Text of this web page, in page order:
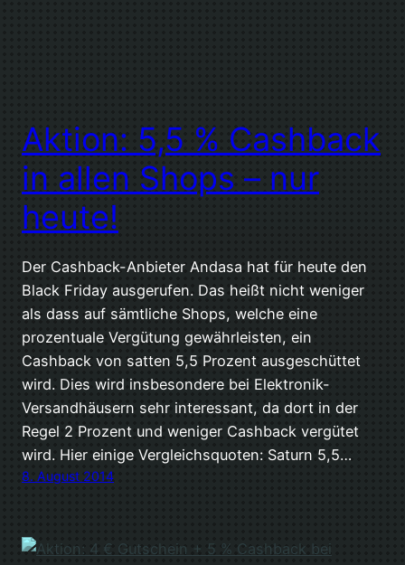
Aktion: 5,5 % Cashback
in allen Shops – nur
heute!
Der Cashback-Anbieter Andasa hat für heute den
Black Friday ausgerufen. Das heißt nicht weniger
als dass auf sämtliche Shops, welche eine
prozentuale Vergütung gewährleisten, ein
Cashback von satten 5,5 Prozent ausgeschüttet
wird. Dies wird insbesondere bei Elektronik-
Versandhäusern sehr interessant, da dort in der
Regel 2 Prozent und weniger Cashback vergütet
wird. Hier einige Vergleichsquoten: Saturn 5,5…
8. August 2014